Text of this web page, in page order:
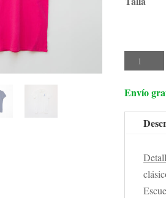
Polo
mujer
Real
cantidad
Envío